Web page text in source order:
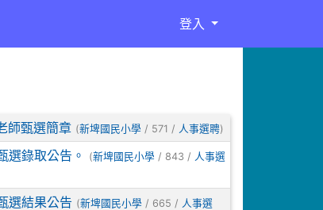
登入
師甄選簡章 (新埤國民小學 / 571 / 人事選聘)
選錄取公告。 (新埤國民小學 / 843 / 人事選
選結果公告 (新埤國民小學 / 665 / 人事選